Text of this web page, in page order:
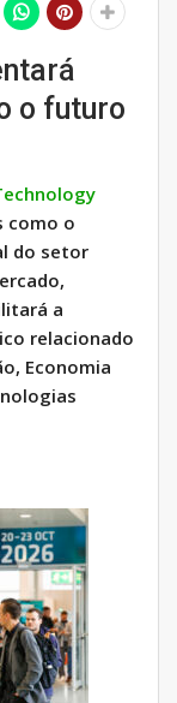
o futuro
como o
do setor
a
relacionado
Economia